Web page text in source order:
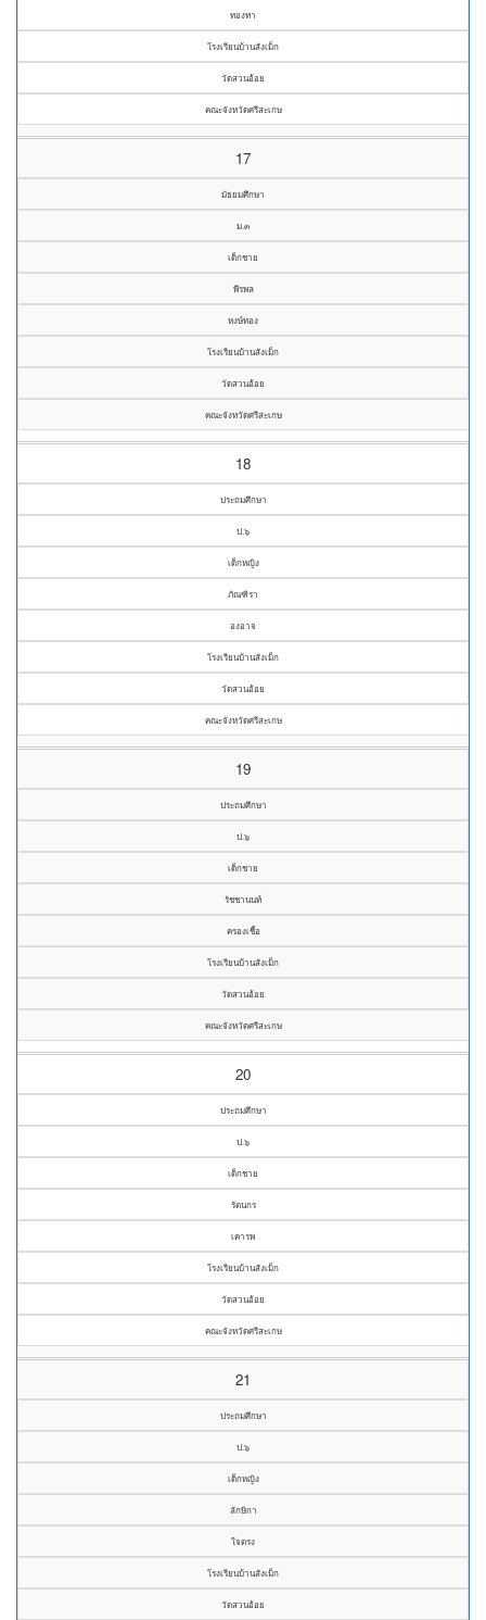
ทองทา
โรงเรียนบ้านสังเม็ก
วัดสวนอ้อย
คณะจังหวัดศรีสะเกษ
17
มัธยมศึกษา
ม.๓
เด็กชาย
พีรพล
หงษ์ทอง
โรงเรียนบ้านสังเม็ก
วัดสวนอ้อย
คณะจังหวัดศรีสะเกษ
18
ประถมศึกษา
ป.๖
เด็กหญิง
ภัณฑิรา
องอาจ
โรงเรียนบ้านสังเม็ก
วัดสวนอ้อย
คณะจังหวัดศรีสะเกษ
19
ประถมศึกษา
ป.๖
เด็กชาย
รัชชานนท์
ครองเชื้อ
โรงเรียนบ้านสังเม็ก
วัดสวนอ้อย
คณะจังหวัดศรีสะเกษ
20
ประถมศึกษา
ป.๖
เด็กชาย
รัตนกร
เคารพ
โรงเรียนบ้านสังเม็ก
วัดสวนอ้อย
คณะจังหวัดศรีสะเกษ
21
ประถมศึกษา
ป.๖
เด็กหญิง
ลักษิกา
ใจตรง
โรงเรียนบ้านสังเม็ก
วัดสวนอ้อย